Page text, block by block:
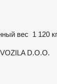
вес 1 120 кг
D.O.O.